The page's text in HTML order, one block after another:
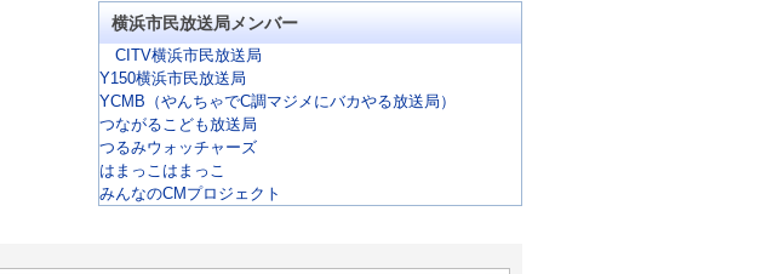
横浜市民放送局メンバー
CITV横浜市民放送局
Y150横浜市民放送局
YCMB（やんちゃでC調マジメにバカやる放送局）
つながるこども放送局
つるみウォッチャーズ
はまっこはまっこ
みんなのCMプロジェクト